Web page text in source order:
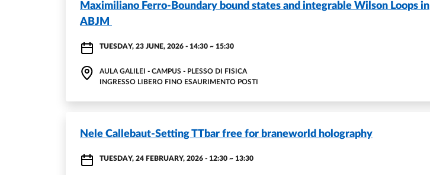
Maximiliano Ferro-Boundary bound states and integrable Wilson Loops in
ABJM
TUESDAY, 23 JUNE, 2026 - 14:30 ~ 15:30
AULA GALILEI - CAMPUS - PLESSO DI FISICA
INGRESSO LIBERO FINO ESAURIMENTO POSTI
Nele Callebaut-Setting TTbar free for braneworld holography
TUESDAY, 24 FEBRUARY, 2026 - 12:30 ~ 13:30